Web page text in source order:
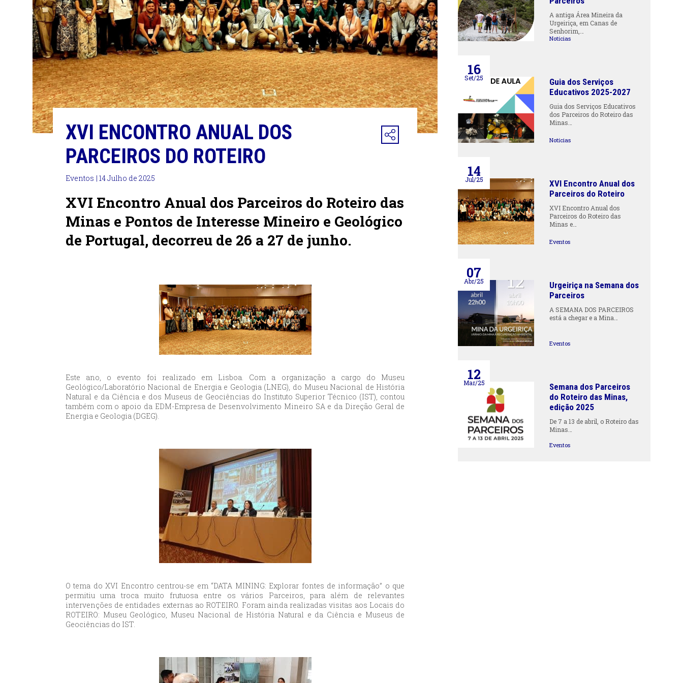
XVI ENCONTRO ANUAL DOS
PARCEIROS DO ROTEIRO
Eventos | 14 Julho de 2025
XVI Encontro Anual dos Parceiros do Roteiro das
Minas e Pontos de Interesse Mineiro e Geológico
de Portugal, decorreu de 26 a 27 de junho.
Este ano, o evento foi realizado em Lisboa. Com a organização a cargo do Museu
Geológico/Laboratório Nacional de Energia e Geologia (LNEG), do Museu Nacional de História
Natural e da Ciência e dos Museus de Geociências do Instituto Superior Técnico (IST), contou
também com o apoio da EDM-Empresa de Desenvolvimento Mineiro SA e da Direção Geral de
Energia e Geologia (DGEG).
O tema do XVI Encontro centrou-se em “DATA MINING: Explorar fontes de informação” o que
permitiu uma troca muito frutuosa entre os vários Parceiros, para além de relevantes
intervenções de entidades externas ao ROTEIRO. Foram ainda realizadas visitas aos Locais do
ROTEIRO: Museu Geológico, Museu Nacional de História Natural e da Ciência e Museus de
Geociências do IST.
A antiga Área Mineira da
Urgeiriça, em Canas de
Senhorim,…
Notícias
16
Set/25
Guia dos Serviços
Educativos 2025-2027
Guia dos Serviços Educativos
dos Parceiros do Roteiro das
Minas…
Notícias
14
Jul/25
XVI Encontro Anual dos
Parceiros do Roteiro
XVI Encontro Anual dos
Parceiros do Roteiro das
Minas e…
Eventos
07
Abr/25
Urgeiriça na Semana dos
Parceiros
A SEMANA DOS PARCEIROS
está a chegar e a Mina…
Eventos
12
Mar/25
Semana dos Parceiros
do Roteiro das Minas,
edição 2025
De 7 a 13 de abril, o Roteiro das
Minas…
Eventos